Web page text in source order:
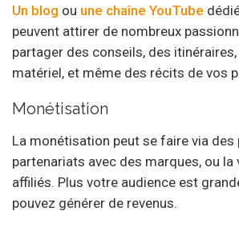
Un blog ou une chaîne YouTube
peuvent attirer de nombreux
partager des conseils, des
matériel, et même des récits de vos
Monétisation
La monétisation peut se faire via des
partenariats avec des marques, ou
affiliés. Plus votre audience est
pouvez générer de revenus.